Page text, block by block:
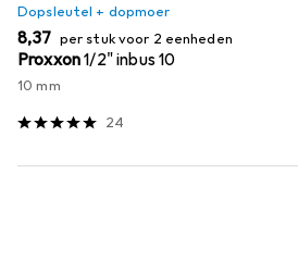
Dopsleutel + dopmoer
EUR
8,37 per stuk voor 2 eenheden
Proxxon1/2" inbus 10
10 mm
24